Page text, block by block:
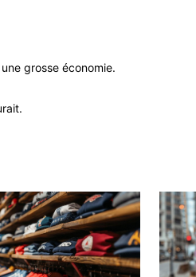
grosse économie.